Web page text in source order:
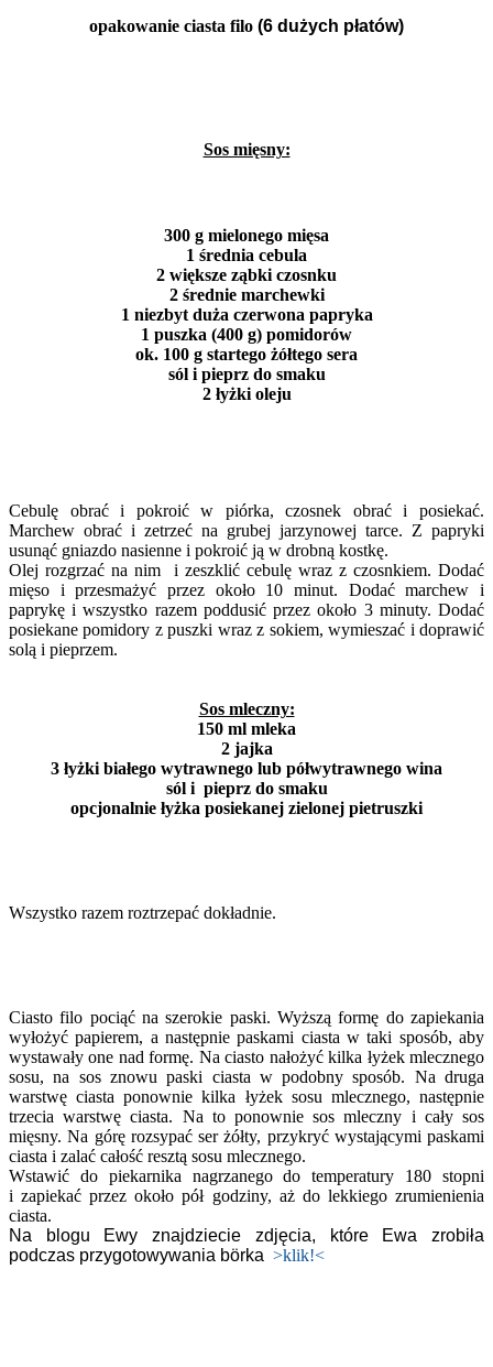
opakowanie ciasta filo (6 dużych płatów)
Sos mięsny:
300 g mielonego mięsa
1 średnia cebula
2 większe ząbki czosnku
2 średnie marchewki
1 niezbyt duża czerwona papryka
1 puszka (400 g) pomidorów
ok. 100 g startego żółtego sera
sól i pieprz do smaku
2 łyżki oleju
Cebulę obrać i pokroić w piórka, czosnek obrać i posiekać.
Marchew obrać i zetrzeć na grubej jarzynowej tarce. Z papryki
usunąć gniazdo nasienne i pokroić ją w drobną kostkę.
Olej rozgrzać na nim i zeszklić cebulę wraz z czosnkiem. Dodać
mięso i przesmażyć przez około 10 minut. Dodać marchew i
paprykę i wszystko razem poddusić przez około 3 minuty. Dodać
posiekane pomidory z puszki wraz z sokiem, wymieszać i doprawić
solą i pieprzem.
Sos mleczny:
150 ml mleka
2 jajka
3 łyżki białego wytrawnego lub półwytrawnego wina
sól i pieprz do smaku
opcjonalnie łyżka posiekanej zielonej pietruszki
Wszystko razem roztrzepać dokładnie.
Ciasto filo pociąć na szerokie paski. Wyższą formę do zapiekania
wyłożyć papierem, a następnie paskami ciasta w taki sposób, aby
wystawały one nad formę. Na ciasto nałożyć kilka łyżek mlecznego
sosu, na sos znowu paski ciasta w podobny sposób. Na druga
warstwę ciasta ponownie kilka łyżek sosu mlecznego, następnie
trzecia warstwę ciasta. Na to ponownie sos mleczny i cały sos
mięsny. Na górę rozsypać ser żółty, przykryć wystającymi paskami
ciasta i zalać całość resztą sosu mlecznego.
Wstawić do piekarnika nagrzanego do temperatury 180 stopni
i zapiekać przez około pół godziny, aż do lekkiego zrumienienia
ciasta.
Na blogu Ewy znajdziecie zdjęcia, które Ewa zrobiła
podczas przygotowywania börka >klik!<